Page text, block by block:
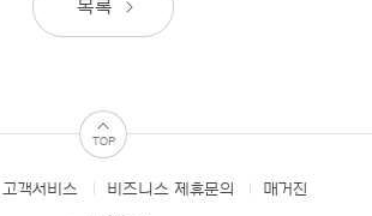
목록
TOP
고객서비스 비즈니스 제휴문의 매거진